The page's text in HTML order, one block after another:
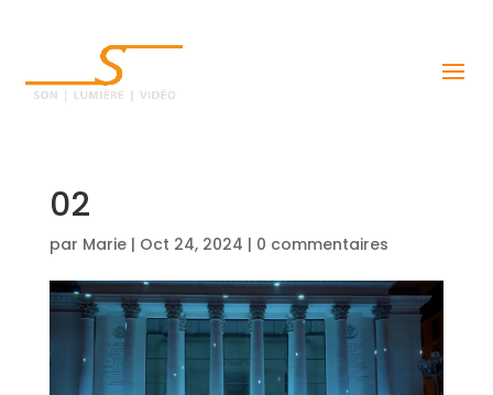
02
par Marie| Oct 24, 2024 | 0 commentaires